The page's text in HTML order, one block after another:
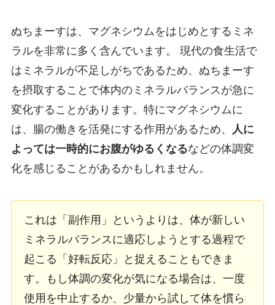
ぬちまーすは、マグネシウムをはじめとするミネ
ラルを非常に多く含んでいます。 現代の食生活で
はミネラルが不足しがちであるため、ぬちまーす
を摂取することで体内のミネラルバランスが急に
変化することがあります。特にマグネシウムに
は、腸の働きを活発にする作用があるため、
人に
よっては一時的にお腹がゆるくなるなどの体調変
化を感じることがあるかもしれません。
これは「副作用」というよりは、体が新しい
ミネラルバランスに適応しようとする過程で
起こる「好転反応」と捉えることもできま
す。もし体調の変化が気になる場合は、一度
使用を中止するか、少量から試して体を慣ら